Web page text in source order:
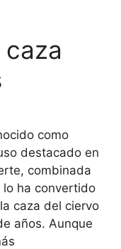
caza
como
destacado en
combinada
lo ha convertido
caza del ciervo
años. Aunque